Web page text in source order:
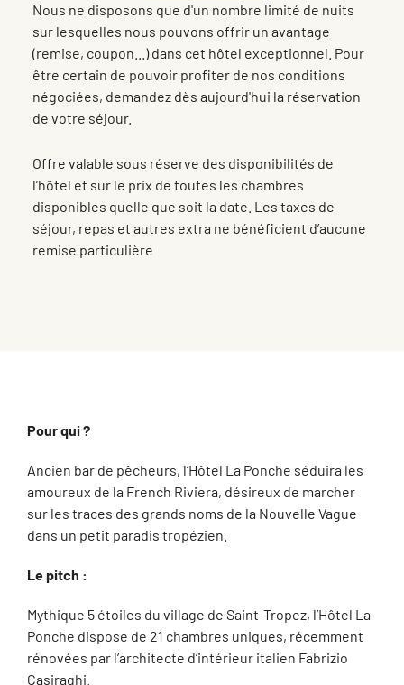
Nous ne disposons que d'un nombre limité de nuits
sur lesquelles nous pouvons offrir un avantage
(remise, coupon...) dans cet hôtel exceptionnel. Pour
être certain de pouvoir profiter de nos conditions
négociées, demandez dès aujourd'hui la réservation
de votre séjour.
Offre valable sous réserve des disponibilités de
l’hôtel et sur le prix de toutes les chambres
disponibles quelle que soit la date. Les taxes de
séjour, repas et autres extra ne bénéficient d’aucune
remise particulière
Pour qui ?
Ancien bar de pêcheurs, l’Hôtel La Ponche séduira les
amoureux de la French Riviera, désireux de marcher
sur les traces des grands noms de la Nouvelle Vague
dans un petit paradis tropézien.
Le pitch :
Mythique 5 étoiles du village de Saint-Tropez, l’Hôtel La
Ponche dispose de 21 chambres uniques, récemment
rénovées par l’architecte d’intérieur italien Fabrizio
Casiraghi.